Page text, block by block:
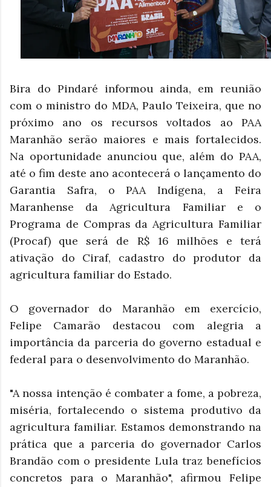
Bira do Pindaré informou ainda, em reunião
com o ministro do MDA, Paulo Teixeira, que no
próximo ano os recursos voltados ao PAA
Maranhão serão maiores e mais fortalecidos.
Na oportunidade anunciou que, além do PAA,
até o fim deste ano acontecerá o lançamento do
Garantia Safra, o PAA Indígena, a Feira
Maranhense da Agricultura Familiar e o
Programa de Compras da Agricultura Familiar
(Procaf) que será de R$ 16 milhões e terá
ativação do Ciraf, cadastro do produtor da
agricultura familiar do Estado.
O governador do Maranhão em exercício,
Felipe Camarão destacou com alegria a
importância da parceria do governo estadual e
federal para o desenvolvimento do Maranhão.
"A nossa intenção é combater a fome, a pobreza,
miséria, fortalecendo o sistema produtivo da
agricultura familiar. Estamos demonstrando na
prática que a parceria do governador Carlos
Brandão com o presidente Lula traz benefícios
concretos para o Maranhão", afirmou Felipe